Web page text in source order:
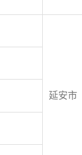
延安市